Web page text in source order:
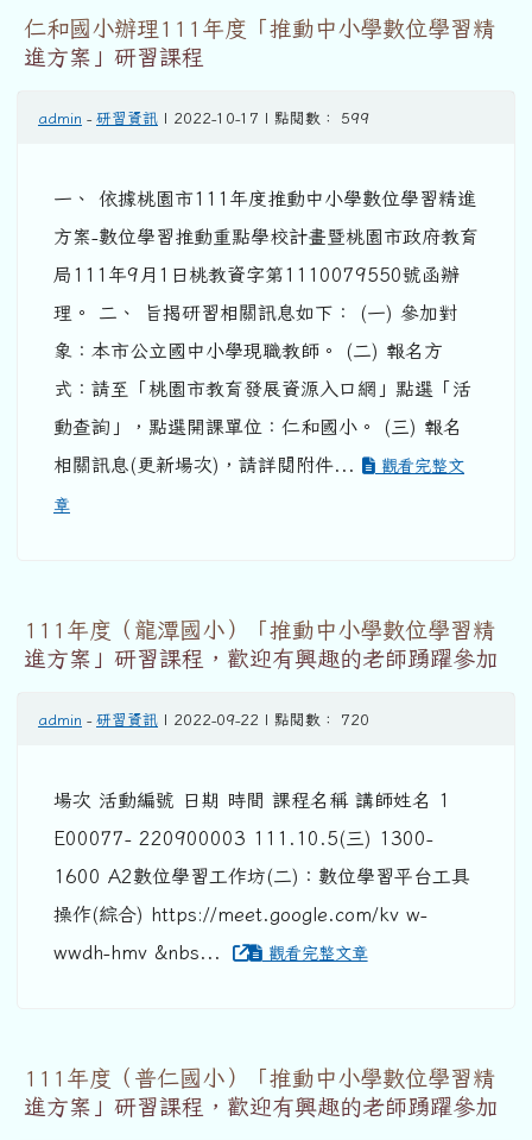
仁和國小辦理111年度「推動中小學數位學習精
進方案」研習課程
admin - 研習資訊 | 2022-10-17 | 點閱數： 599
一、 依據桃園市111年度推動中小學數位學習精進
方案-數位學習推動重點學校計畫暨桃園市政府教育
局111年9月1日桃教資字第1110079550號函辦
理。 二、 旨揭研習相關訊息如下： (一) 參加對
象：本市公立國中小學現職教師。 (二) 報名方
式：請至「桃園市教育發展資源入口網」點選「活
動查詢」，點選開課單位：仁和國小。 (三) 報名
相關訊息(更新場次)，請詳閱附件...
觀看完整文
章
111年度（龍潭國小）「推動中小學數位學習精
進方案」研習課程，歡迎有興趣的老師踴躍參加
admin - 研習資訊 | 2022-09-22 | 點閱數： 720
場次 活動編號 日期 時間 課程名稱 講師姓名 1
E00077- 220900003 111.10.5(三) 1300-
1600 A2數位學習工作坊(二)：數位學習平台工具
操作(綜合) https://meet.google.com/kv w-
wwdh-hmv &nbs...
觀看完整文章
111年度（普仁國小）「推動中小學數位學習精
進方案」研習課程，歡迎有興趣的老師踴躍參加